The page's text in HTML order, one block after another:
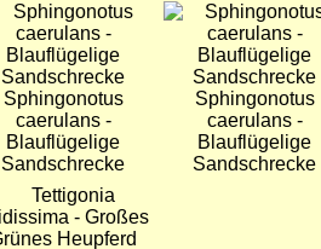
Sphingonotus
caerulans -
Blauflügelige
Sandschrecke
Bild
Sphingonotus
caerulans -
Blauflügelige
Sandschrecke